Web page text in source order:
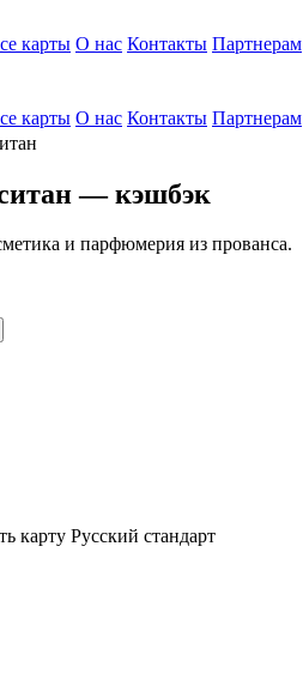
карты О нас Контакты Партнерам
карты О нас Контакты Партнерам
—кэшбэк
и парфюмерия из прованса.
карту Русский стандарт